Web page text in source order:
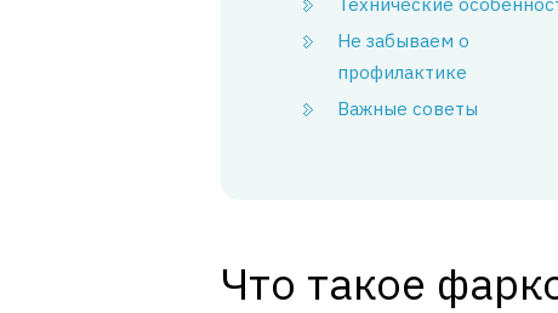
Не забываем о
профилактике
Важные советы
Что такое